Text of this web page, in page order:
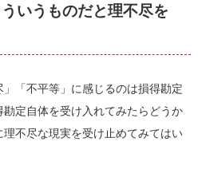
いうものだと理不尽を
「不平等」に感じるのは損得勘定
定自体を受け入れてみたらどうか
不尽な現実を受け止めてみてはい